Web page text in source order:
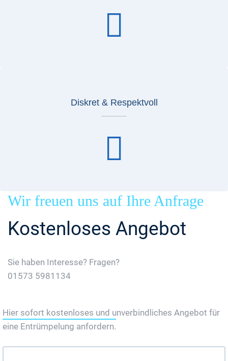
Diskret & Respektvoll
Wir freuen uns auf Ihre Anfrage
Kostenloses Angebot
Sie haben Interesse? Fragen?
01573 5981134
Hier sofort kostenloses und unverbindliches Angebot für
eine Entrümpelung anfordern.